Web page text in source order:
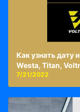
Как узнать дату
Westa, Titan,
7/21/2022